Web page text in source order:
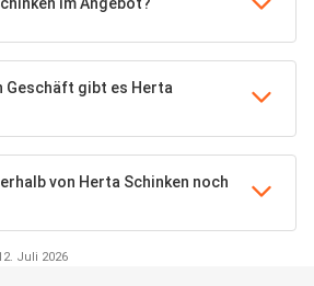
Geschäft gibt es Herta
von Herta Schinken noch
Juli 2026